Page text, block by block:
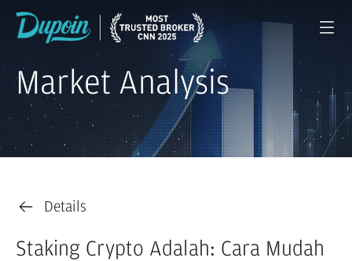
Market Analysis
Details
Staking Crypto Adalah: Cara Mudah